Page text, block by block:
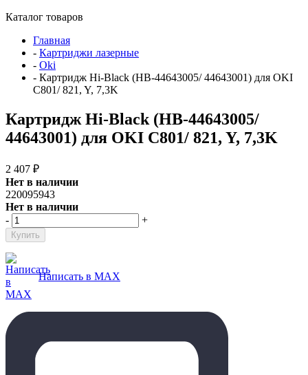
Каталог товаров
Главная
- Картриджи лазерные
- Oki
- Картридж Hi-Black (HB-44643005/ 44643001) для OKI
C801/ 821, Y, 7,3K
Картридж Hi-Black (HB-44643005/
44643001) для OKI C801/ 821, Y, 7,3K
2 407 ₽
Нет в наличии
220095943
Нет в наличии
-
+
Написать в MAX